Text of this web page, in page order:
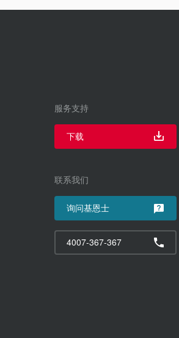
服务支持
下载
联系我们
询问基恩士
4007-367-367